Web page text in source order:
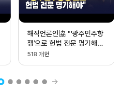
해직언론인協 "'광주민주항
쟁'으로 헌법 전문 명기해
야"
518 개헌